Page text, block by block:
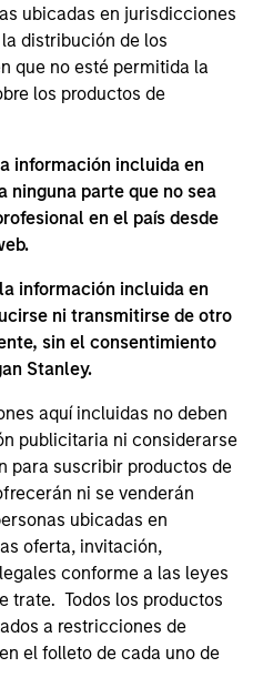
ubicadas en jurisdicciones
distribución de los
que no esté permitida la
los productos de
información incluida en
ninguna parte que no sea
en el país desde
información incluida en
ni transmitirse de otro
sin el consentimiento
Stanley.
aquí incluidas no deben
publicitaria ni considerarse
para suscribir productos de
ni se venderán
ubicadas en
oferta, invitación,
conforme a las leyes
trate. Todos los productos
a restricciones de
el folleto de cada uno de
estrategias de
global y
activa que invierten
renta fija del